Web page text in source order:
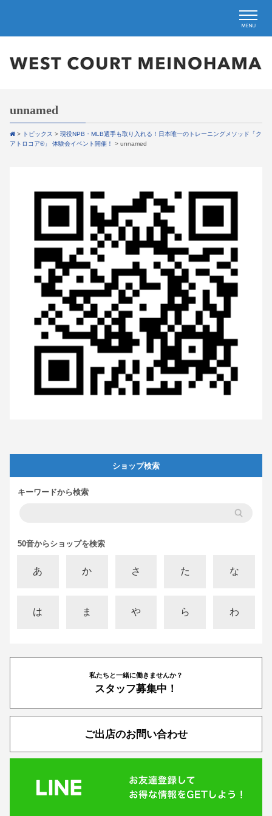
unnamed
> トピックス > 現役NPB・MLB選手も取り入れる！日本唯一のトレーニングメソッド「ク
アトロコア®︎」 体験会イベント開催！
> unnamed
ショップ検索
キーワードから検索
50音からショップを検索
あ か さ た な
は ま や ら わ
私たちと一緒に働きませんか？
スタッフ募集中！
ご出店のお問い合わせ